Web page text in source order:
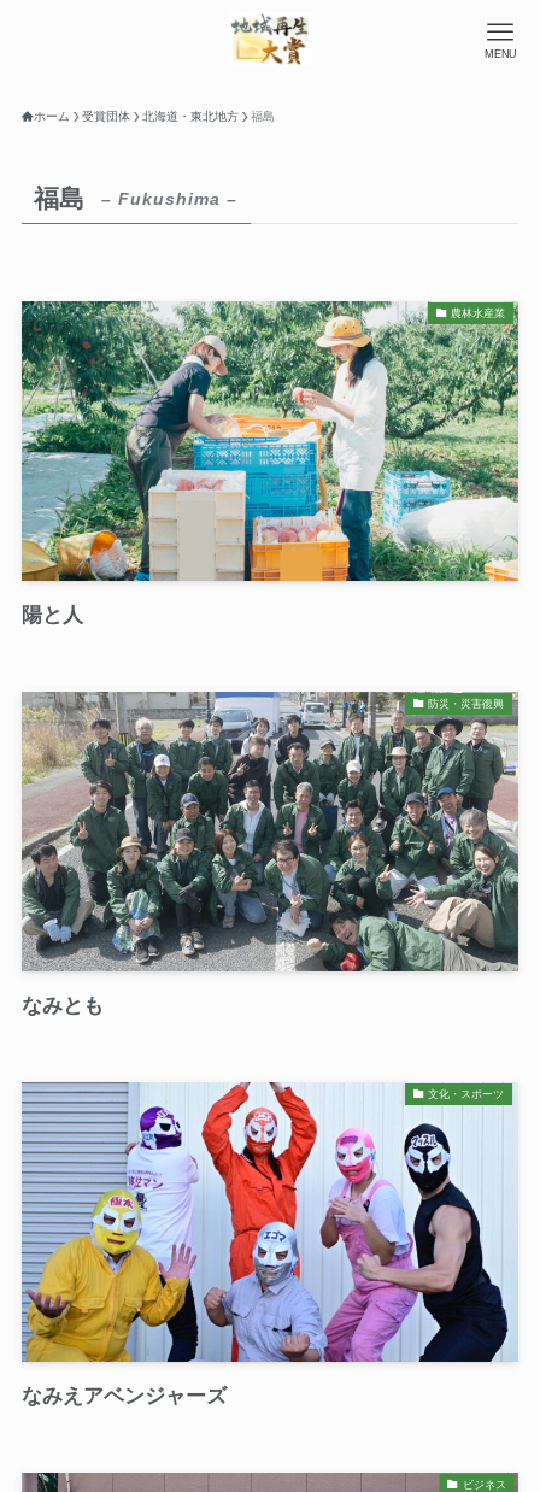
MENU
ホーム 受賞団体 北海道・東北地方 福島
福島 – Fukushima –
農林水産業
陽と人
防災・災害復興
なみとも
文化・スポーツ
なみえアベンジャーズ
ビジネス